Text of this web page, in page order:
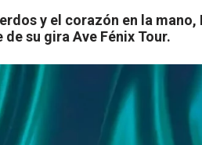
y el corazón en la
su gira Ave Fénix Tour.